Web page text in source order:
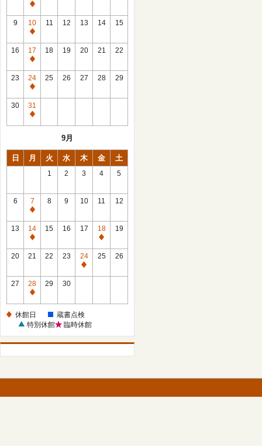
休
館
日
9
10
休
館
日
11 12 13 14 15
16
17
休
館
日
18 19 20 21 22
23
24
休
館
日
25 26 27 28 29
30
31
休
9月
日 月 火 水 木 金 土
1 2 3 4 5
6
7
休
館
日
8 9 10 11 12
13
14
休
館
15 16 17
18
休
館
19
20 21 22 23
24
休
25 26
27
28
休
日
29 30
休館日
蔵書点検
特別休館
臨時休館